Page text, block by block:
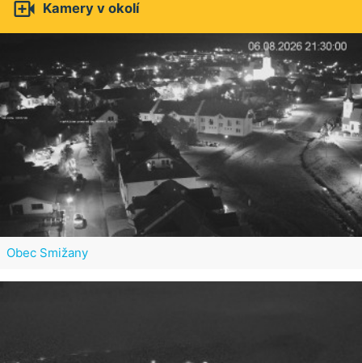
 Kamery v okolí
Obec Smižany